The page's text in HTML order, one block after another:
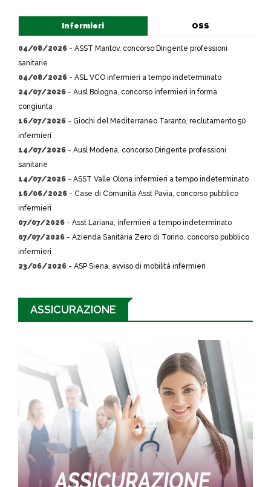
Infermieri OSS
04/08/2026 - ASST Mantov, concorso Dirigente professioni
sanitarie
04/08/2026 - ASL VCO infermieri a tempo indeterminato
24/07/2026 - Ausl Bologna, concorso infermieri in forma
congiunta
16/07/2026 - Giochi del Mediterraneo Taranto, reclutamento 50
infermieri
14/07/2026 - Ausl Modena, concorso Dirigente professioni
sanitarie
14/07/2026 - ASST Valle Olona infermieri a tempo indeterminato
16/06/2026 - Case di Comunità Asst Pavia, concorso pubblico
infermieri
07/07/2026 - Asst Lariana, infermieri a tempo indeterminato
07/07/2026 - Azienda Sanitaria Zero di Torino, concorso pubblico
infermieri
23/06/2026 - ASP Siena, avviso di mobilità infermieri
ASSICURAZIONE